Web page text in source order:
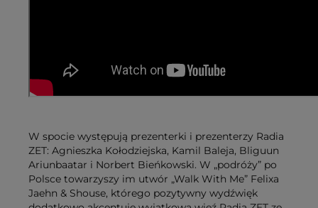
W spocie występują prezenterki i prezenterzy Radia
ZET: Agnieszka Kołodziejska, Kamil Baleja, Bliguun
Ariunbaatar i Norbert Bieńkowski. W „podróży” po
Polsce towarzyszy im utwór „Walk With Me” Felixa
Jaehn & Shouse, którego pozytywny wydźwięk